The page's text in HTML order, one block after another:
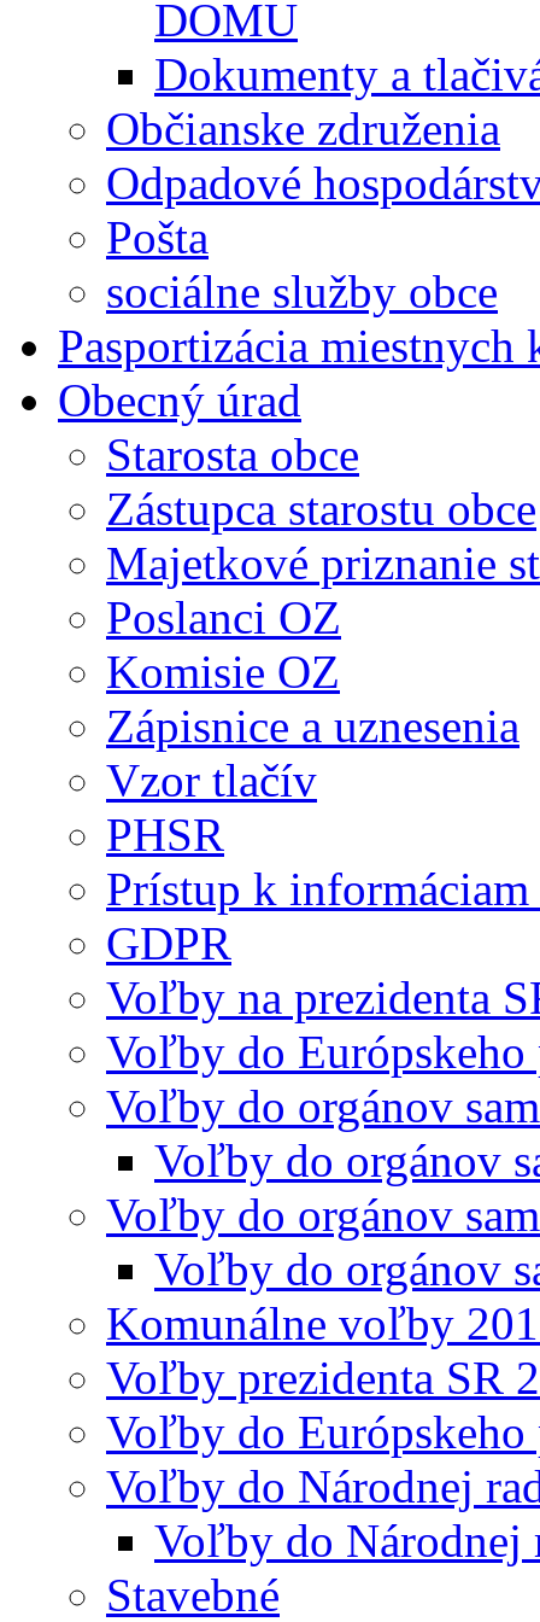
DOMU
Dokumenty a
Občianske združenia
Odpadové
Pošta
sociálne služby obce
Pasportizácia
Obecný úrad
Starosta obce
Zástupca starostu obce
Majetkové priznanie
Poslanci OZ
Komisie OZ
Zápisnice a uznesenia
Vzor tlačív
PHSR
Prístup k
GDPR
Voľby na prezidenta
Voľby do Európskeho
Voľby do orgánov
Voľby do orgánov
Voľby do orgánov
Voľby do orgánov
Komunálne voľby
Voľby prezidenta SR
Voľby do Európskeho
Voľby do Národnej
Voľby do Národnej
Stavebné